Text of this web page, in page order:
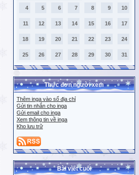
4 5 6 7 8 9 10
11 12 13 14 15 16 17
18 19 20 21 22 23 24
25 26 27 28 29 30 31
Thực đơn người xem
Thêm inga vào sổ địa chỉ
Gửi tin nhắn cho inga
Gửi email cho inga
Xem thông tin về inga
Kho lưu trữ
Bài viết cuối